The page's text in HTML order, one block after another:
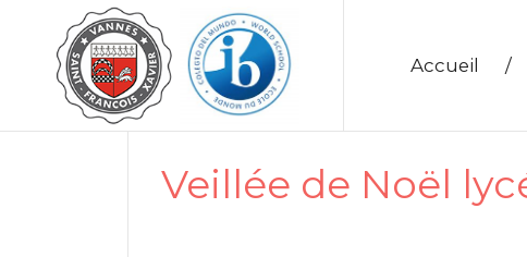
Accueil /
Veillée de Noël